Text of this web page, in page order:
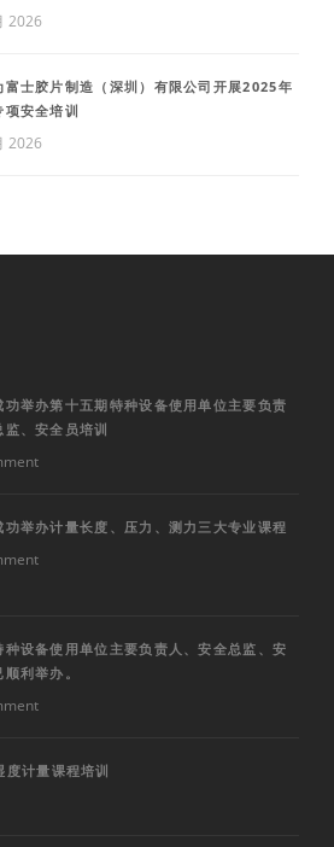
2026
富士胶片制造（深圳）有限公司开展2025年
安全培训
2026
功举办第十五期特种设备使用单位主要负责
监、安全员培训
功举办计量长度、压力、测力三大专业课程
种设备使用单位主要负责人、安全总监、安
利举办。
计量课程培训